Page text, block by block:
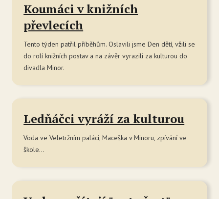
Koumáci v knižních
převlecích
Tento týden patřil příběhům. Oslavili jsme Den dětí, vžili se
do rolí knižních postav a na závěr vyrazili za kulturou do
divadla Minor.
Ledňáčci vyráží za kulturou
Voda ve Veletržním paláci, Maceška v Minoru, zpívání ve
škole…